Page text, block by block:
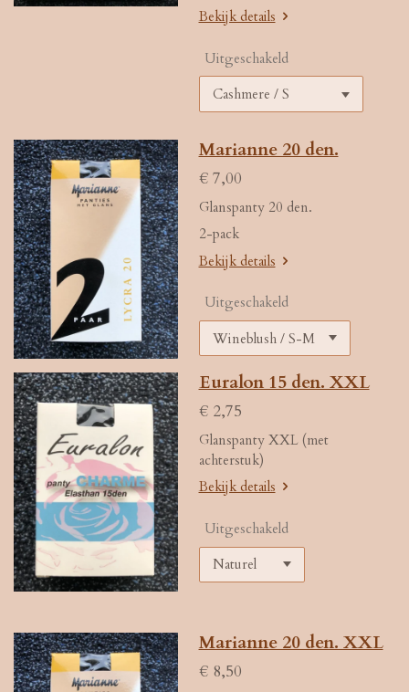
Bekijk details
Uitgeschakeld
Marianne 20 den.
€ 7,00
Glanspanty 20 den.
2-pack
Bekijk details
Uitgeschakeld
Euralon 15 den. XXL
€ 2,75
Glanspanty XXL (met
achterstuk)
Bekijk details
Uitgeschakeld
Marianne 20 den. XXL
€ 8,50